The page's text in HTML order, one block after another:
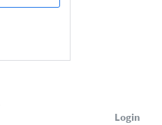
Login